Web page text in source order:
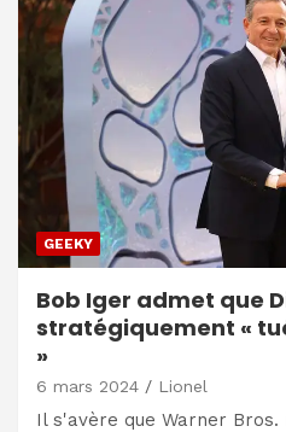
GEEKY
Bob Iger admet que
stratégiquement «
»
6 mars 2024 Lionel
Il s'avère que Warner